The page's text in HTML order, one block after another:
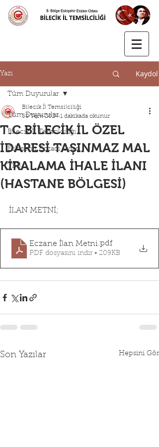
Yazı Kaydol
Tüm Duyurular
Bilecik İl Temsilciliği
Eskişehir Eczacı Odası
TEB
Tüm Duyurular
T.C BİLECİK İL ÖZEL
İDARESİ TAŞINMAZ MAL
KİRALAMA İHALE İLANI
(HASTANE BÖLGESİ)
Bilecik İl Temsilciliği
30 Tem 2024 1 dakikada okunur
İLAN METNİ;
Eczane İlan Metni.pdf
PDF dosyasını indir • 209KB
Son Yazılar Hepsini Gör